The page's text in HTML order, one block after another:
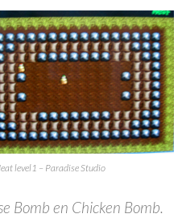
level1 – Paradise Studio
Bomb en Chicken Bomb.